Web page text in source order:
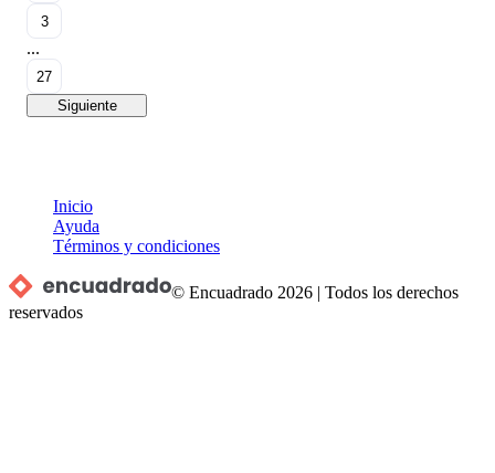
3
...
27
Siguiente
Inicio
Ayuda
Términos y condiciones
© Encuadrado 2026 |Todos los derechos
reservados